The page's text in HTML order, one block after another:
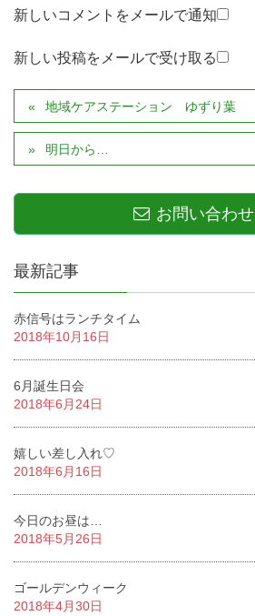
新しいコメントをメールで通知
新しい投稿をメールで受け取る
地域ケアステーション ゆずり葉
明日から…
お問い合わせ
最新記事
赤信号はランチタイム
2018年10月16日
6月誕生日会
2018年6月24日
嬉しい差し入れ♡
2018年6月16日
今日のお昼は…
2018年5月26日
ゴールデンウィーク
2018年4月30日